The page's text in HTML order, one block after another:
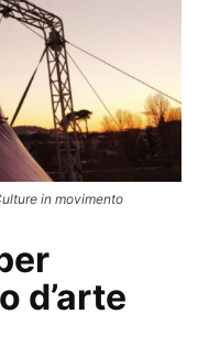
in movimento
d’arte